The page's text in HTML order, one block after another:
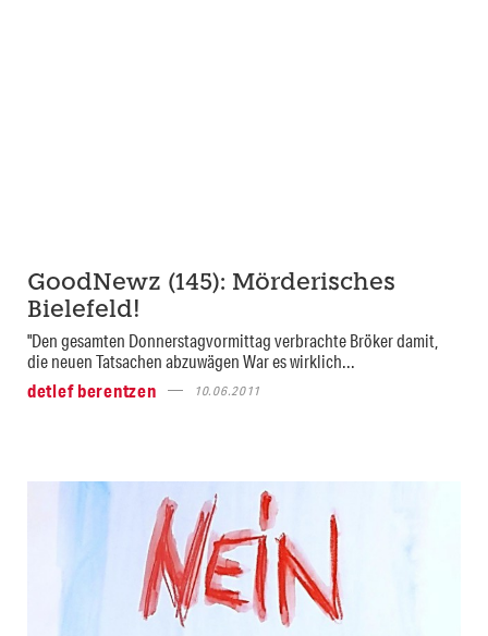
GoodNewz (145): Mörderisches
Bielefeld!
"Den gesamten Donnerstagvormittag verbrachte Bröker damit,
die neuen Tatsachen abzuwägen War es wirklich...
detlef berentzen
10.06.2011